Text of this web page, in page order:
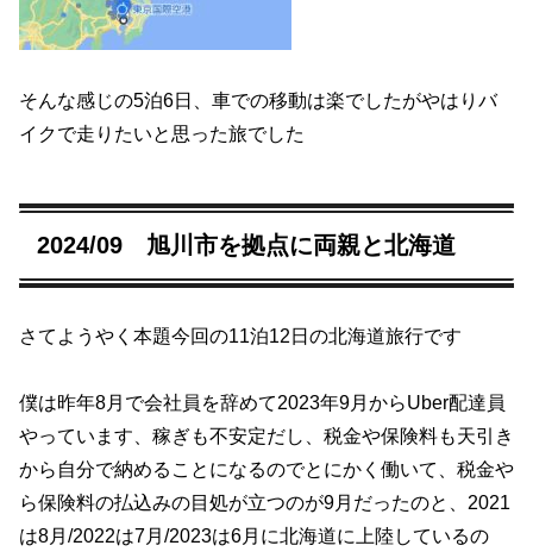
そんな感じの5泊6日、車での移動は楽でしたがやはりバ
イクで走りたいと思った旅でした
2024/09 旭川市を拠点に両親と北海道
さてようやく本題今回の11泊12日の北海道旅行です
僕は昨年8月で会社員を辞めて2023年9月からUber配達員
やっています、稼ぎも不安定だし、税金や保険料も天引き
から自分で納めることになるのでとにかく働いて、税金や
ら保険料の払込みの目処が立つのが9月だったのと、2021
は8月/2022は7月/2023は6月に北海道に上陸しているの